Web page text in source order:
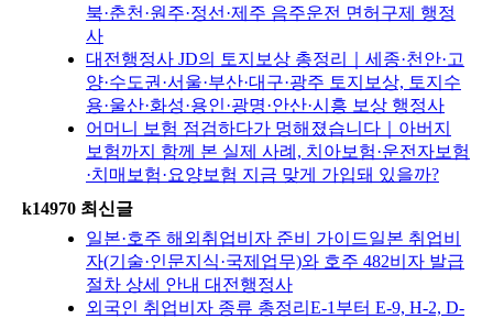
북·춘천·원주·정선·제주 음주운전 면허구제 행정
사
대전행정사 JD의 토지보상 총정리｜세종·천안·고
양·수도권·서울·부산·대구·광주 토지보상, 토지수
용·울산·화성·용인·광명·안산·시흥 보상 행정사
어머니 보험 점검하다가 멍해졌습니다｜아버지
보험까지 함께 본 실제 사례, 치아보험·운전자보험
·치매보험·요양보험 지금 맞게 가입돼 있을까?
k14970 최신글
일본·호주 해외취업비자 준비 가이드일본 취업비
자(기술·인문지식·국제업무)와 호주 482비자 발급
절차 상세 안내 대전행정사
외국인 취업비자 종류 총정리E-1부터 E-9, H-2, D-